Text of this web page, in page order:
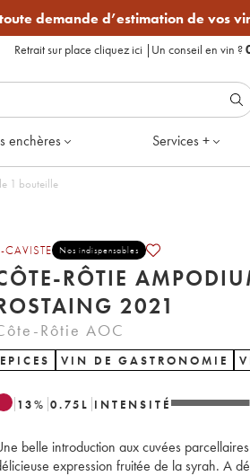
demande d’estimation de vos
Retrait sur place cliquez ici | Un conseil en vin ?
enchères Services +
2021 - Lot de 1 bouteille
CAVISTE Nos indispensables
RÔTIE
ROSTAING 2021
Rôtie AOC
EPICES VIN DE GASTRONOMIE
13% 0.75 L INTENSITÉ
belle introduction aux cuvées
expression fruitée de la syrah. A